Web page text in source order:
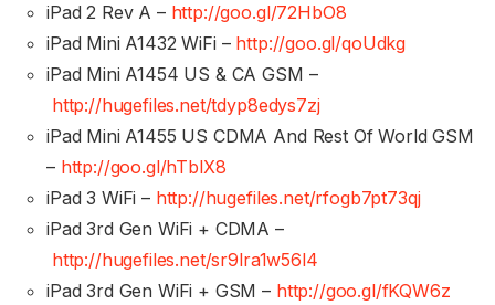
iPad 2 Rev A – http://goo.gl/72HbO8
iPad Mini A1432 WiFi – http://goo.gl/qoUdkg
iPad Mini A1454 US & CA GSM –
http://hugefiles.net/tdyp8edys7zj
iPad Mini A1455 US CDMA And Rest Of World GSM
– http://goo.gl/hTblX8
iPad 3 WiFi – http://hugefiles.net/rfogb7pt73qj
iPad 3rd Gen WiFi + CDMA –
http://hugefiles.net/sr9lra1w56l4
iPad 3rd Gen WiFi + GSM – http://goo.gl/fKQW6z